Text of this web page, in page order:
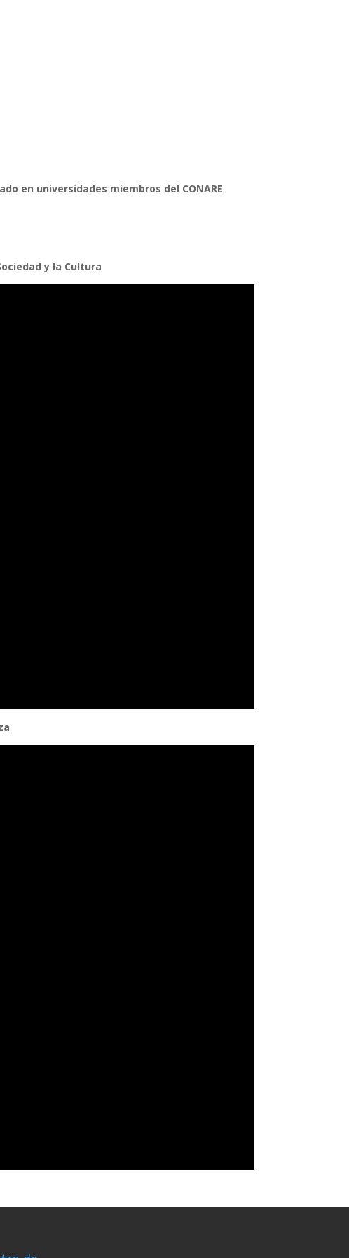
en universidades miembros del CONARE
y la Cultura